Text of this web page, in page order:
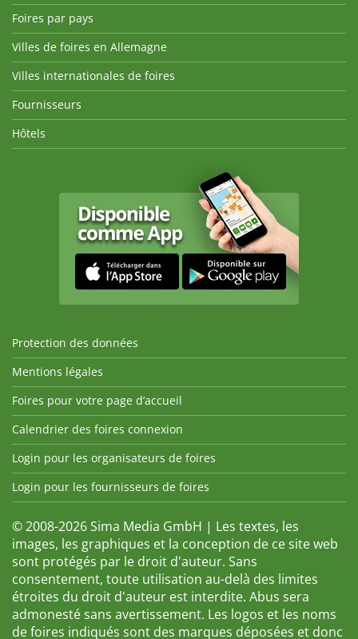
Foires par pays
Villes de foires en Allemagne
Villes internationales de foires
Fournisseurs
Hôtels
Protection des données
Mentions légales
Foires pour votre page d’accueil
Calendrier des foires connexion
Login pour les organisateurs de foires
Login pour les fournisseurs de foires
© 2008-2026 Sima Media GmbH | Les textes, les
images, les graphiques et la conception de ce site web
sont protégés par le droit d'auteur. Sans
consentement, toute utilisation au-delà des limites
étroites du droit d'auteur est interdite. Abus sera
admonesté sans avertissement. Les logos et les noms
de foires indiqués sont des marques déposées et donc